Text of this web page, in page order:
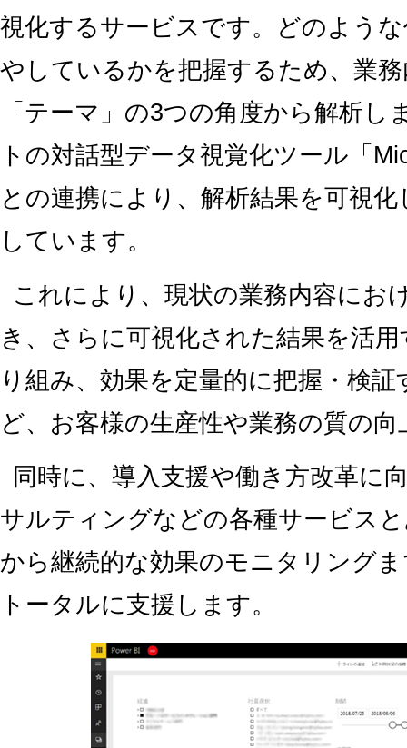
視化するサービスです。どのよう
やしているかを把握するため、業
「テーマ」の3つの角度から解析
トの対話型データ視覚化ツール「
との連携により、解析結果を可視
しています。
これにより、現状の業務内容にお
き、さらに可視化された結果を活
り組み、効果を定量的に把握・検
ど、お客様の生産性や業務の質の
同時に、導入支援や働き方改革に
サルティングなどの各種サービス
から継続的な効果のモニタリング
トータルに支援します。